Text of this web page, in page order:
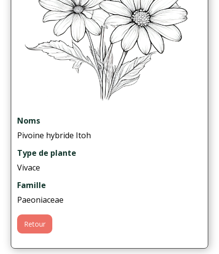
Noms
Pivoine hybride Itoh
Type de plante
Vivace
Famille
Paeoniaceae
Retour